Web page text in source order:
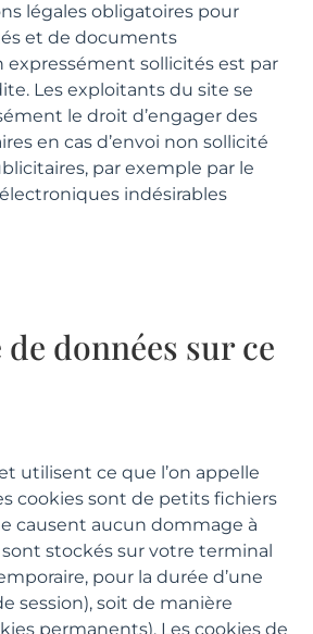
légales obligatoires pour
et de documents
expressément sollicités est par
Les exploitants du site se
le droit d’engager des
en cas d’envoi non sollicité
par exemple par le
indésirables
données sur ce
utilisent ce que l’on appelle
cookies sont de petits fichiers
causent aucun dommage à
stockés sur votre terminal
pour la durée d’une
session), soit de manière
permanents). Les cookies de